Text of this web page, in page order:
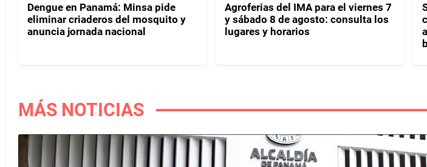
Dengue en Panamá: Minsa pide
eliminar criaderos del mosquito y
anuncia jornada nacional
Agroferias del IMA para el viernes 7
y sábado 8 de agosto: consulta los
lugares y horarios
MÁS NOTICIAS